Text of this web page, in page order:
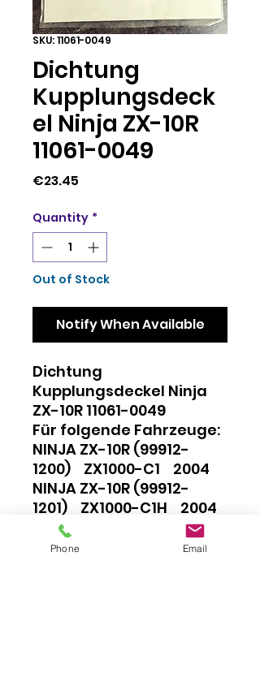
SKU: 11061-0049
Dichtung
Kupplungsdeck
el Ninja ZX-10R
11061-0049
€23.45
Quantity *
Out of Stock
Notify When Available
Dichtung
Kupplungsdeckel Ninja
ZX-10R 11061-0049
Für folgende Fahrzeuge:
NINJA ZX-10R (99912-
1200) ZX1000-C1 2004
NINJA ZX-10R (99912-
1201) ZX1000-C1H 2004
NINJA ZX-10R (99912-
1255) ZX1000-C2 2005
Phone Email